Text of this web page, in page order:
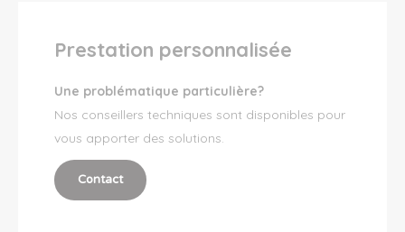
Prestation personnalisée
Une problématique particulière?
Nos conseillers techniques sont disponibles pour
vous apporter des solutions.
Contact